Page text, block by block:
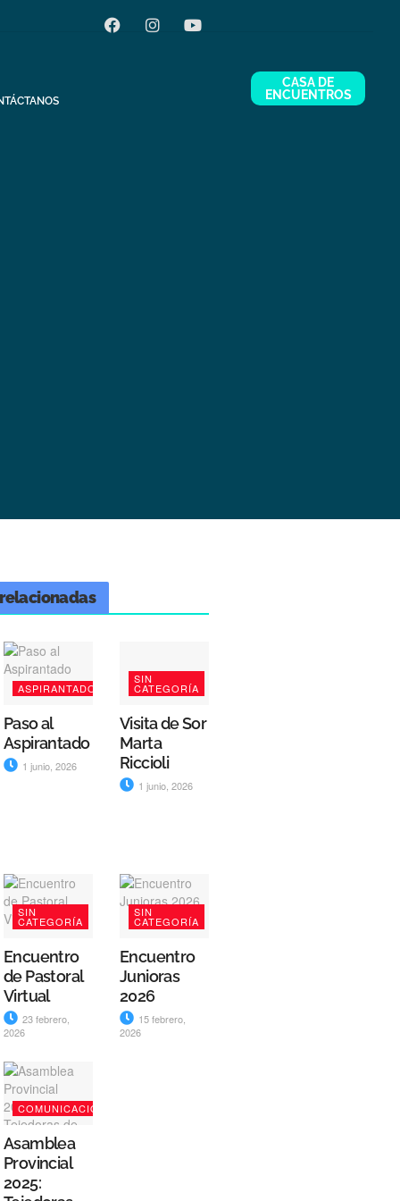
CASA DE
ENCUENTROS
relacionadas
ASPIRANTADO
Paso al
Aspirantado
1 junio, 2026
SIN
CATEGORÍA
Visita de Sor
Marta
Riccioli
1 junio, 2026
SIN
CATEGORÍA
Encuentro
de Pastoral
Virtual
23 febrero,
2026
SIN
CATEGORÍA
Encuentro
Junioras
2026
15 febrero,
2026
COMUNICACIÓN
Asamblea
Provincial
2025: